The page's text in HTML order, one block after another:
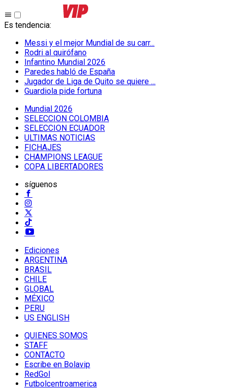
Es tendencia:
Messi y el mejor Mundial de su carr...
Rodri al quirófano
Infantino Mundial 2026
Paredes habló de España
Jugador de Liga de Quito se quiere ...
Guardiola pide fortuna
Mundial 2026
SELECCION COLOMBIA
SELECCION ECUADOR
ULTIMAS NOTICIAS
FICHAJES
CHAMPIONS LEAGUE
COPA LIBERTADORES
síguenos
Ediciones
ARGENTINA
BRASIL
CHILE
GLOBAL
MÉXICO
PERU
US ENGLISH
QUIENES SOMOS
STAFF
CONTACTO
Escribe en Bolavip
RedGol
Futbolcentroamerica